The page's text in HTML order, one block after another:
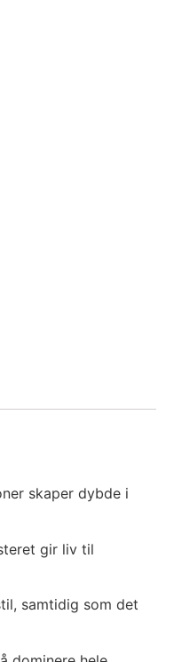
skaper dybde i
gir liv til
samtidig som det